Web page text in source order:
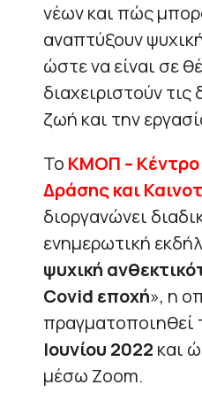
νέων και πώς
αναπτύξουν
ώστε να είναι σε
διαχειριστούν
ζωή και την
Το KMOΠ –
Δράσης και
διοργανώνει
ενημερωτική
ψυχική
Covid εποχή», η
πραγματοποιηθεί
Ιουνίου 2022 και
μέσω Zoom.